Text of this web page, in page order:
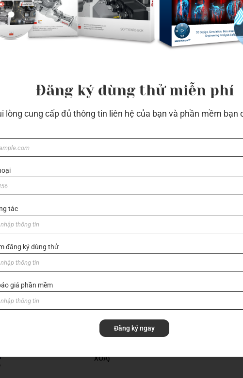
XÓA)
Đăng ký dùng thử miễn phí
lòng cung cấp đủ thông tin liên hệ của bạn và phần mềm bạn
tác
đăng ký dùng thử
giá phần mềm
Đăng ký ngay